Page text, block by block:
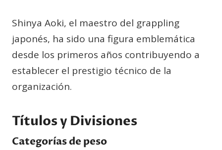
Shinya Aoki, el maestro del grappling
japonés, ha sido una figura emblemática
desde los primeros años contribuyendo a
establecer el prestigio técnico de la
organización.
Títulos y Divisiones
Categorías de peso